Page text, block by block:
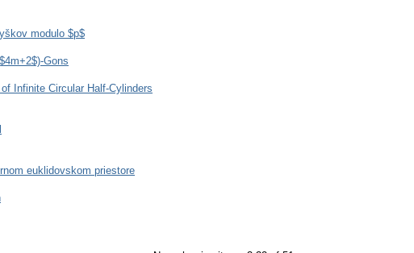
modulo $p$
Gons
Infinite Circular Half-Cylinders
euklidovskom priestore